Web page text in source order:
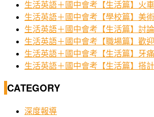
生活英語＋國中會考【生活篇】火
生活英語＋國中會考【學校篇】美
生活英語＋國中會考【生活篇】討
生活英語＋國中會考【職場篇】歡
生活英語＋國中會考【生活篇】牙
生活英語＋國中會考【生活篇】搭
CATEGORY
深度報導